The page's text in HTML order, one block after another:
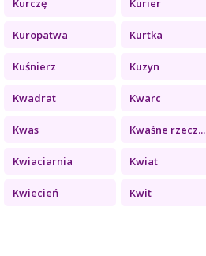
Kurczę Kurier
Kuropatwa Kurtka
Kuśnierz Kuzyn
Kwadrat Kwarc
Kwas Kwaśne rzecz...
Kwiaciarnia Kwiat
Kwiecień Kwit